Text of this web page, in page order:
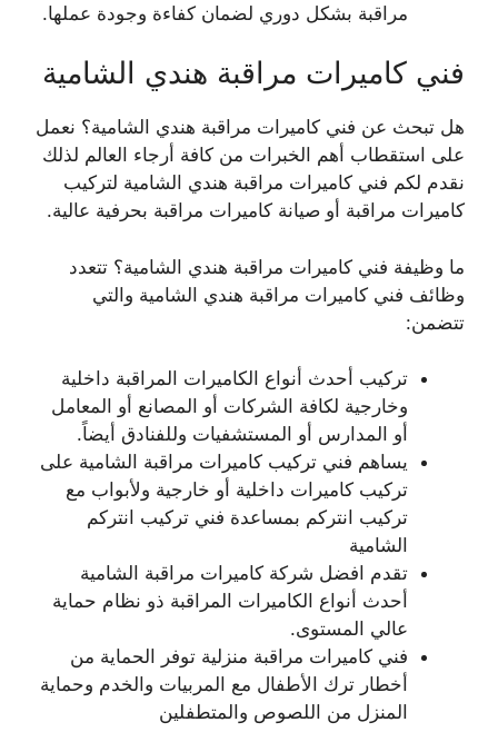
مراقبة بشكل دوري لضمان كفاءة وجودة عملها.
فني كاميرات مراقبة هندي الشامية
هل تبحث عن فني كاميرات مراقبة هندي الشامية؟ نعمل
على استقطاب أهم الخبرات من كافة أرجاء العالم لذلك
نقدم لكم فني كاميرات مراقبة هندي الشامية لتركيب
كاميرات مراقبة أو صيانة كاميرات مراقبة بحرفية عالية.
ما وظيفة فني كاميرات مراقبة هندي الشامية؟ تتعدد
وظائف فني كاميرات مراقبة هندي الشامية والتي
تتضمن:
تركيب أحدث أنواع الكاميرات المراقبة داخلية
وخارجية لكافة الشركات أو المصانع أو المعامل
أو المدارس أو المستشفيات وللفنادق أيضاً.
يساهم فني تركيب كاميرات مراقبة الشامية على
تركيب كاميرات داخلية أو خارجية ولأبواب مع
تركيب انتركم بمساعدة فني تركيب انتركم
الشامية
تقدم افضل شركة كاميرات مراقبة الشامية
أحدث أنواع الكاميرات المراقبة ذو نظام حماية
عالي المستوى.
فني كاميرات مراقبة منزلية توفر الحماية من
أخطار ترك الأطفال مع المربيات والخدم وحماية
المنزل من اللصوص والمتطفلين